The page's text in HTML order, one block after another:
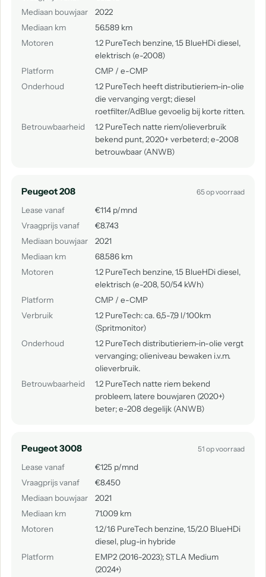
Mediaan bouwjaar
2022
Mediaan km
56.589 km
Motoren
1.2 PureTech benzine, 1.5 BlueHDi diesel,
elektrisch (e-2008)
Platform
CMP / e-CMP
Onderhoud
1.2 PureTech heeft distributieriem-in-olie
die vervanging vergt; diesel
roetfilter/AdBlue gevoelig bij korte ritten.
Betrouwbaarheid
1.2 PureTech natte riem/olieverbruik
bekend punt, 2020+ verbeterd; e-2008
betrouwbaar (ANWB)
Peugeot 208 65 op voorraad
Lease vanaf
€114 p/mnd
Vraagprijs vanaf
€8.743
Mediaan bouwjaar
2021
Mediaan km
68.586 km
Motoren
1.2 PureTech benzine, 1.5 BlueHDi diesel,
elektrisch (e-208, 50/54 kWh)
Platform
CMP / e-CMP
Verbruik
1.2 PureTech: ca. 6,5-7,9 l/100km
(Spritmonitor)
Onderhoud
1.2 PureTech distributieriem-in-olie vergt
vervanging; olieniveau bewaken i.v.m.
olieverbruik.
Betrouwbaarheid
1.2 PureTech natte riem bekend
probleem, latere bouwjaren (2020+)
beter; e-208 degelijk (ANWB)
Peugeot 3008 51 op voorraad
Lease vanaf
€125 p/mnd
Vraagprijs vanaf
€8.450
Mediaan bouwjaar
2021
Mediaan km
71.009 km
Motoren
1.2/1.6 PureTech benzine, 1.5/2.0 BlueHDi
diesel, plug-in hybride
Platform
EMP2 (2016-2023); STLA Medium
(2024+)